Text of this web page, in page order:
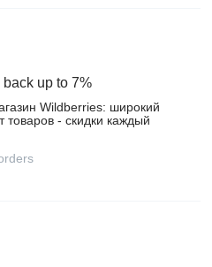
back up to 7%
Wildberries: широкий
товаров - скидки каждый